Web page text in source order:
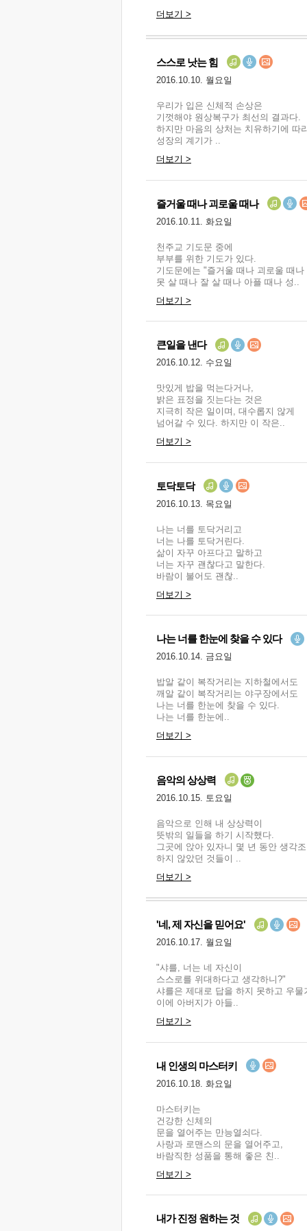
더보기 >
스스로 낫는 힘
2016.10.10. 월요일
우리가 입은 신체적 손상은
기껏해야 원상복구가 최선의 결과다.
하지만 마음의 상처는 치유하기에 따
성장의 계기가 ..
더보기 >
즐거울 때나 괴로울 때나
2016.10.11. 화요일
천주교 기도문 중에
부부를 위한 기도가 있다.
기도문에는 "즐거울 때나 괴로울 때나
못 살 때나 잘 살 때나 아플 때나 성..
더보기 >
큰일을 낸다
2016.10.12. 수요일
맛있게 밥을 먹는다거나,
밝은 표정을 짓는다는 것은
지극히 작은 일이며, 대수롭지 않게
넘어갈 수 있다. 하지만 이 작은..
더보기 >
토닥토닥
2016.10.13. 목요일
나는 너를 토닥거리고
너는 나를 토닥거린다.
삶이 자꾸 아프다고 말하고
너는 자꾸 괜찮다고 말한다.
바람이 불어도 괜찮..
더보기 >
나는 너를 한눈에 찾을 수 있다
2016.10.14. 금요일
밥알 같이 복작거리는 지하철에서도
깨알 같이 복작거리는 야구장에서도
나는 너를 한눈에 찾을 수 있다.
나는 너를 한눈에..
더보기 >
음악의 상상력
2016.10.15. 토요일
음악으로 인해 내 상상력이
뜻밖의 일들을 하기 시작했다.
그곳에 앉아 있자니 몇 년 동안 생각
하지 않았던 것들이 ..
더보기 >
'네, 제 자신을 믿어요'
2016.10.17. 월요일
"샤를, 너는 네 자신이
스스로를 위대하다고 생각하니?"
샤를은 제대로 답을 하지 못하고 우물
이에 아버지가 아들..
더보기 >
내 인생의 마스터키
2016.10.18. 화요일
마스터키는
건강한 신체의
문을 열어주는 만능열쇠다.
사랑과 로맨스의 문을 열어주고,
바람직한 성품을 통해 좋은 친..
더보기 >
내가 진정 원하는 것